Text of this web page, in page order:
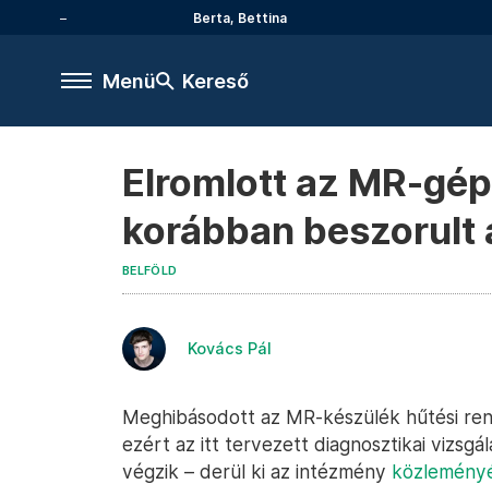
Berta, Bettina
Menü Kereső
Elromlott az MR-
korábban beszorult
BELFÖLD
Kovács Pál
Meghibásodott az MR-készülék hűtési
ezért az itt tervezett diagnosztikai
végzik – derül ki az intézmény